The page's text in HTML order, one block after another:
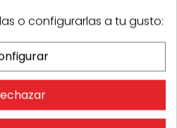
o configurarlas a tu gusto: